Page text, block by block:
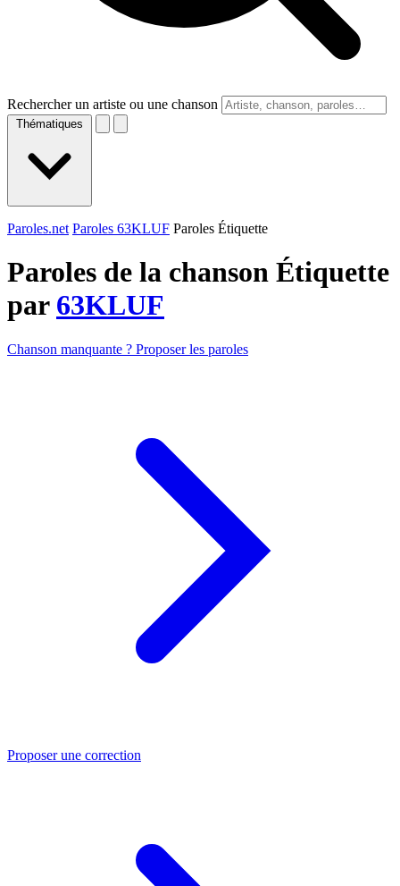
Rechercher un artiste ou une chanson
Thématiques
Paroles.net Paroles 63KLUF Paroles Étiquette
Paroles de la chanson Étiquette
par 63KLUF
Chanson manquante ? Proposer les paroles
Proposer une correction